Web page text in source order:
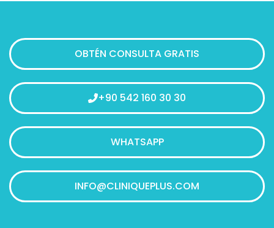
OBTÉN CONSULTA GRATIS
+90 542 160 30 30
WHATSAPP
INFO@CLINIQUEPLUS.COM